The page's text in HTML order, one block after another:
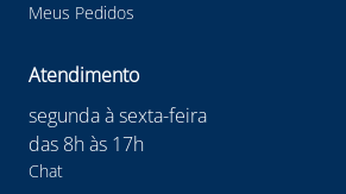
Meus Pedidos
Atendimento
segunda à sexta-feira
das 8h às 17h
Chat